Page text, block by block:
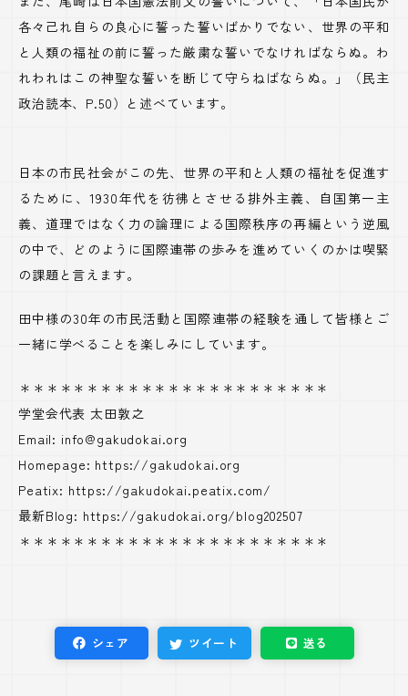
各々己れ自らの良心に誓った誓いばかりでない、世界の平和
と人類の福祉の前に誓った厳粛な誓いでなければならぬ。わ
れわれはこの神聖な誓いを断じて守らねばならぬ。」（民主
政治読本、P.50）と述べています。
日本の市民社会がこの先、世界の平和と人類の福祉を促進す
るために、1930年代を彷彿とさせる排外主義、自国第一主
義、道理ではなく力の論理による国際秩序の再編という逆風
の中で、どのように国際連帯の歩みを進めていくのかは喫緊
の課題と言えます。
田中様の30年の市民活動と国際連帯の経験を通して皆様とご
一緒に学べることを楽しみにしています。
＊＊＊＊＊＊＊＊＊＊＊＊＊＊＊＊＊＊＊＊＊＊＊
学堂会代表 太田敦之
Email: info@gakudokai.org
Homepage: https://gakudokai.org
Peatix: https://gakudokai.peatix.com/
最新Blog: https://gakudokai.org/blog202507
＊＊＊＊＊＊＊＊＊＊＊＊＊＊＊＊＊＊＊＊＊＊＊
シェア ツイート 送る